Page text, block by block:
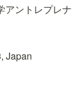
アントレプレナ
Japan